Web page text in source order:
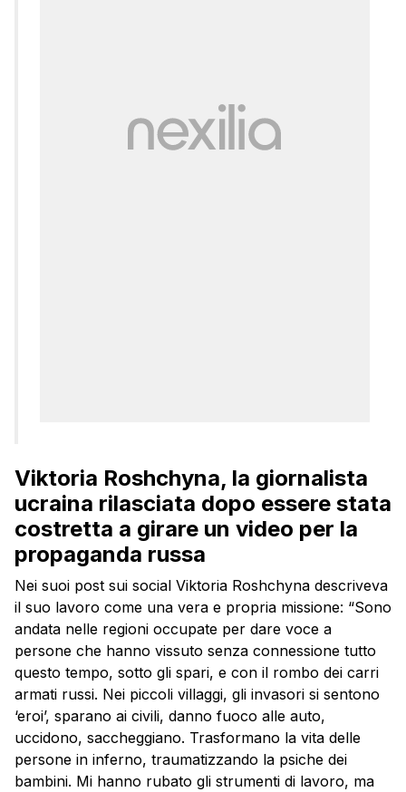
Viktoria Roshchyna, la giornalista
ucraina rilasciata dopo essere stata
costretta a girare un video per la
propaganda russa
Nei suoi post sui social Viktoria Roshchyna descriveva
il suo lavoro come una vera e propria missione: “Sono
andata nelle regioni occupate per dare voce a
persone che hanno vissuto senza connessione tutto
questo tempo, sotto gli spari, e con il rombo dei carri
armati russi. Nei piccoli villaggi, gli invasori si sentono
‘eroi’, sparano ai civili, danno fuoco alle auto,
uccidono, saccheggiano. Trasformano la vita delle
persone in inferno, traumatizzando la psiche dei
bambini. Mi hanno rubato gli strumenti di lavoro, ma